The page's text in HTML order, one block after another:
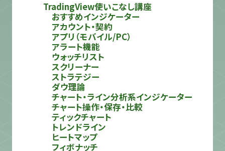
TradingView使いこなし講座
おすすめインジケーター
アカウント・契約
アプリ（モバイル/PC）
アラート機能
ウォッチリスト
スクリーナー
ストラテジー
ダウ理論
チャート・ライン分析系インジケーター
チャート操作・保存・比較
ティックチャート
トレンドライン
ヒートマップ
フィボナッチ